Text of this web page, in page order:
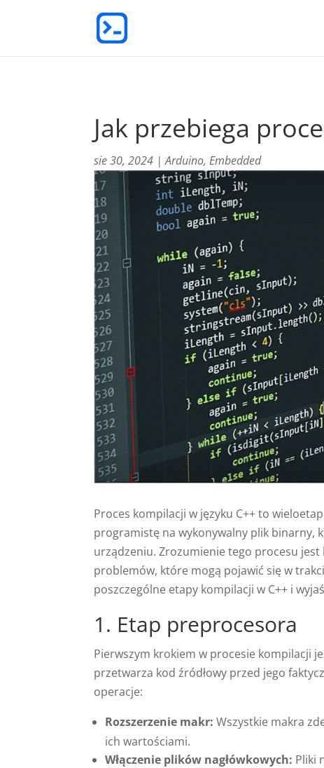
Jak przebiega
sie 30, 2024 |Arduino,Embedded
Proces kompilacji w języku C++ to
programistę na wykonywalny plik
urządzeniu. Zrozumienie tego procesu
problemów, które mogą pojawić się w
poszczególne etapy kompilacji w C++ i
1. Etap preprocesora
Pierwszym krokiem w procesie kompilacji
przetwarza kod źródłowy przed jego
operacje:
Rozszerzenie makr: Wszystkie makra
ich wartościami.
Włączenie plików nagłówkowych: Pliki